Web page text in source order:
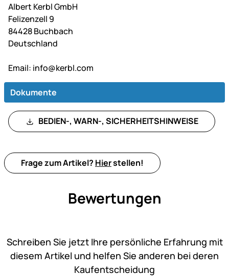
Albert Kerbl GmbH
Felizenzell 9
84428 Buchbach
Deutschland
Email: info@kerbl.com
Dokumente
BEDIEN-, WARN-, SICHERHEITSHINWEISE
Frage zum Artikel? Hierstellen!
Bewertungen
Schreiben Sie jetzt Ihre persönliche Erfahrung mit
diesem Artikel und helfen Sie anderen bei deren
Kaufentscheidung